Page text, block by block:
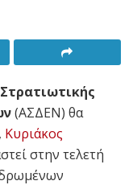
(ΑΣΔΕΝ) θα
Κυριάκος
στην τελετή